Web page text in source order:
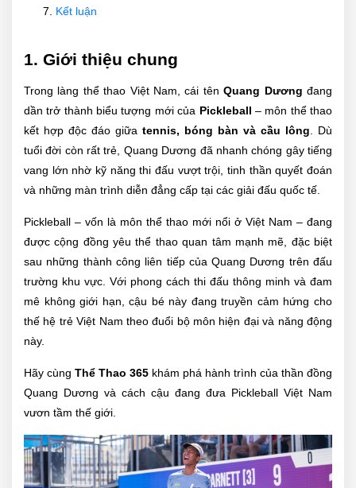
Kết luận
1. Giới thiệu chung
Trong làng thể thao Việt Nam, cái tênQuang Dương đang
dần trở thành biểu tượng mới của Pickleball – môn thể thao
kết hợp độc đáo giữa tennis, bóng bàn và cầu lông . Dù
tuổi đời còn rất trẻ, Quang Dương đã nhanh chóng gây tiếng
vang lớn nhờ kỹ năng thi đấu vượt trội, tinh thần quyết đoán
và những màn trình diễn đẳng cấp tại các giải đấu quốc tế.
Pickleball – vốn là môn thể thao mới nổi ở Việt Nam – đang
được cộng đồng yêu thể thao quan tâm mạnh mẽ, đặc biệt
sau những thành công liên tiếp của Quang Dương trên đấu
trường khu vực. Với phong cách thi đấu thông minh và đam
mê không giới hạn, cậu bé này đang truyền cảm hứng cho
thế hệ trẻ Việt Nam theo đuổi bộ môn hiện đại và năng động
này.
Hãy cùng Thể Thao 365 khám phá hành trình của thần đồng
Quang Dương và cách cậu đang đưa Pickleball Việt Nam
vươn tầm thế giới.